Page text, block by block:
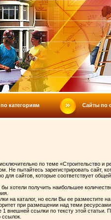
категориям Сайты по
по теме «Строительство и
Не пытайтесь зарегистрировать сайт,
сайтов, которые соответствует
хотели получить наибольшее
на каталог, но если Вы ее разместите
при размещении над теми
внешней ссылки по тексту этой